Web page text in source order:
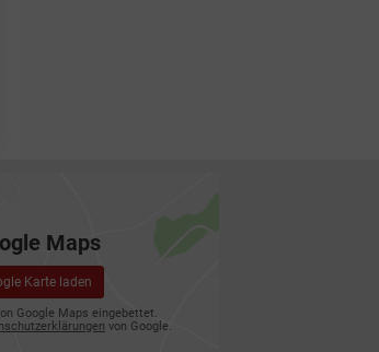
Maps
Karte laden
Google Maps eingebettet.
von Google.